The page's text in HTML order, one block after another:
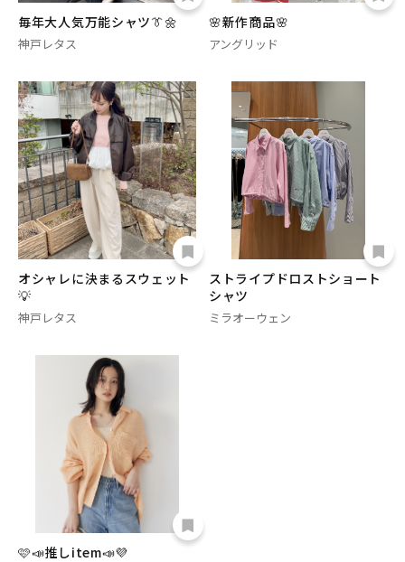
毎年大人気万能シャツ👔🌼
神戸レタス
🌸新作商品🌸
アングリッド
オシャレに決まるスウェット
💡
神戸レタス
ストライプドロストショート
シャツ
ミラオーウェン
🩷📣推しitem📣💜